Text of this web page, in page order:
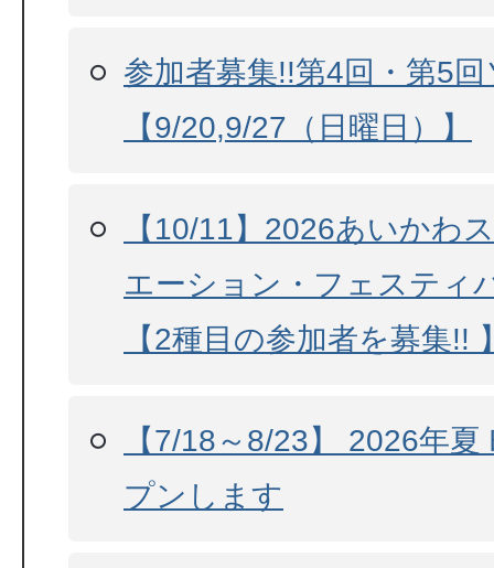
参加者募集!!第4回・第5
【9/20,9/27（日曜日）】
【10/11】2026あいかわ
エーション・フェスティ
【2種目の参加者を募集!!
【7/18～8/23】 2026年
プンします